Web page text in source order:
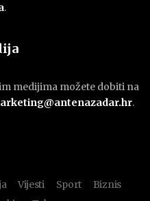
.
medijima možete dobiti na
.
Vijesti Sport
Biznis